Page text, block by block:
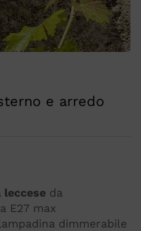
e arredo
leccese da
E27 max
dimmerabile